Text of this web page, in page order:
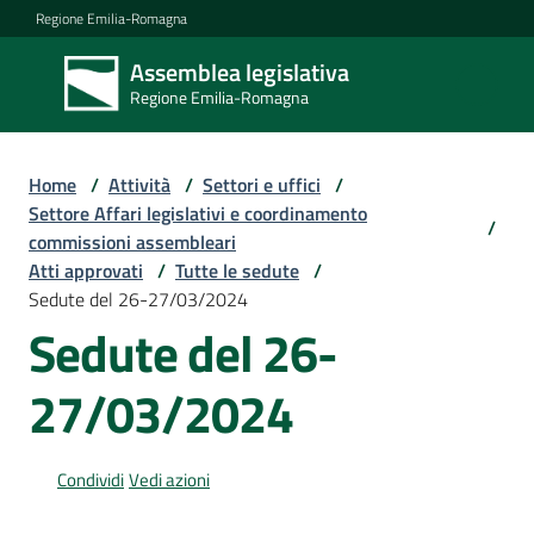
Vai al contenuto
Vai alla navigazione
Vai al footer
Regione Emilia-Romagna
Assemblea legislativa
Regione Emilia-Romagna
Assemblea
legislativa
Regione Emilia-
Assemblea
Attività
Argomenti
Home / Attività / Settori e uffici /
Settore Affari legislativi e coordinamento
commissioni assembleari
/
Atti approvati / Tutte le sedute /
Sedute del 26-27/03/2024
Sedute del 26-
27/03/2024
CondividiVedi azioni